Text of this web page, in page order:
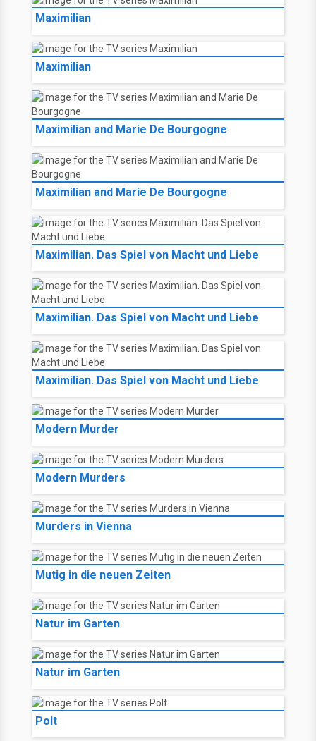
Maximilian
Maximilian
Maximilian and Marie De Bourgogne
Maximilian and Marie De Bourgogne
Maximilian. Das Spiel von Macht und Liebe
Maximilian. Das Spiel von Macht und Liebe
Maximilian. Das Spiel von Macht und Liebe
Modern Murder
Modern Murders
Murders in Vienna
Mutig in die neuen Zeiten
Natur im Garten
Natur im Garten
Polt